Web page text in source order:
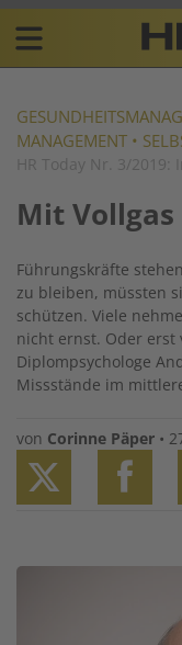
Skip
content
Plattform
für
Resources
navigation
DE
MANAGEMENT •
HR Today Nr. 3/2019:
Mit
Führungskräfte
zu bleiben, müssten
schützen. Viele
nicht ernst. Oder erst
Diplompsychologe
Missstände im
von Corinne Päper •